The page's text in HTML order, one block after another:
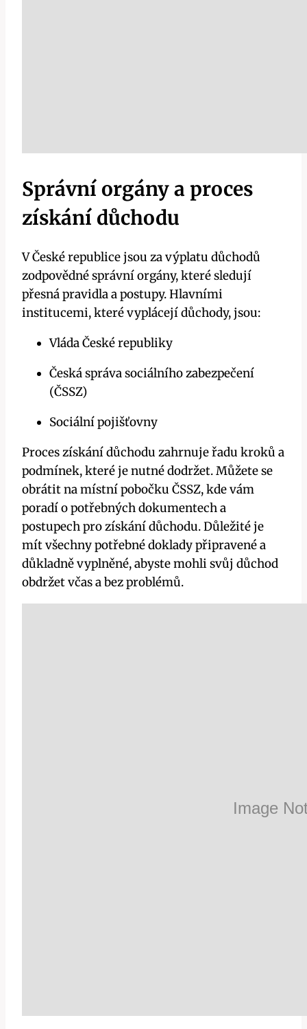
Správní orgány a proces
získání důchodu
V České republice jsou za výplatu důchodů
zodpovědné správní orgány, které sledují
přesná pravidla a postupy. Hlavními
institucemi, které vyplácejí důchody, jsou:
Vláda České republiky
Česká správa sociálního zabezpečení
(ČSSZ)
Sociální pojišťovny
Proces získání důchodu zahrnuje řadu kroků a
podmínek, které je nutné dodržet. Můžete se
obrátit na místní pobočku ČSSZ, kde vám
poradí o potřebných dokumentech a
postupech pro získání důchodu. Důležité je
mít všechny potřebné doklady připravené a
důkladně vyplněné, abyste mohli svůj důchod
obdržet včas a bez problémů.